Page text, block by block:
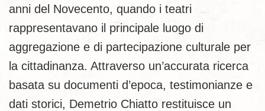
anni del Novecento, quando i teatri
rappresentavano il principale luogo di
aggregazione e di partecipazione culturale per
la cittadinanza. Attraverso un’accurata ricerca
basata su documenti d’epoca, testimonianze e
dati storici, Demetrio Chiatto restituisce un